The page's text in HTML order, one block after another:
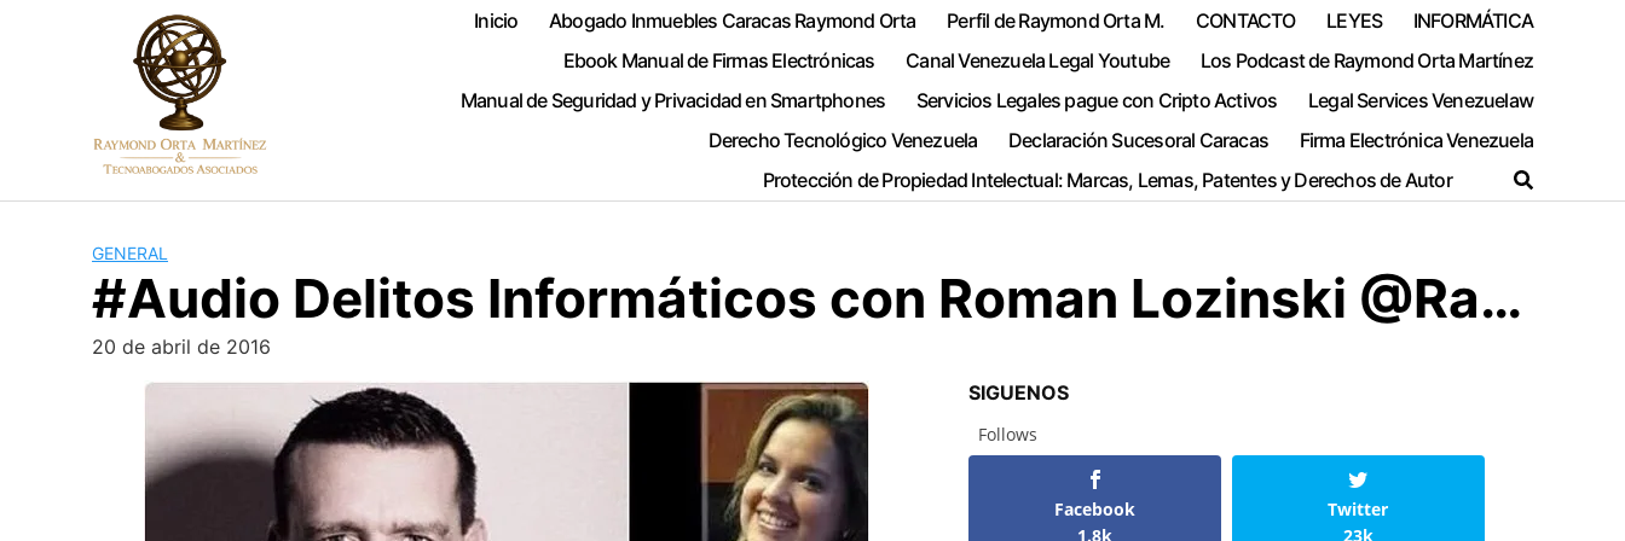
Inicio Abogado Inmuebles Caracas Raymond Orta Perfil de Raymond Orta M. CONTACTO LEYES
INFORMÁTICA
Ebook Manual de Firmas Electrónicas
Canal Venezuela Legal Youtube
Los Podcast de Raymond Orta Martínez
Manual de Seguridad y Privacidad en Smartphones
Servicios Legales pague con Cripto Activos
Legal Services Venezuelaw
Derecho Tecnológico Venezuela
Declaración Sucesoral Caracas
Firma Electrónica Venezuela
Protección de Propiedad Intelectual: Marcas, Lemas, Patentes y Derechos de Autor
GENERAL
#Audio Delitos Informáticos con Roman Lozinski @Ra…
20 de abril de 2016
SIGUENOS
Follows
Facebook
1.8k
Twitter
23k